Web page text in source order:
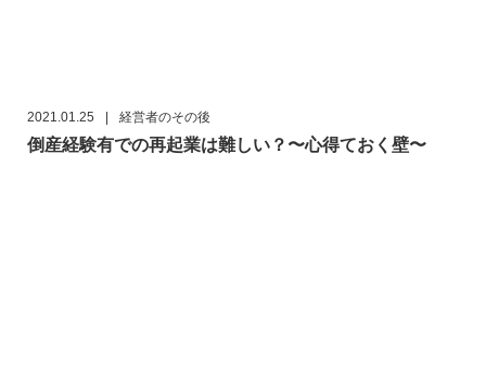
2021.01.25 経営者のその後
倒産経験有での再起業は難しい？〜心得ておく壁〜